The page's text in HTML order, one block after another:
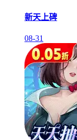
新天上碑
08-31